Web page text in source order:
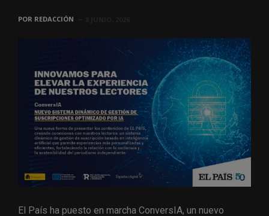
POR REDACCIÓN
El País ha puesto en marcha ConversIA, un nuevo